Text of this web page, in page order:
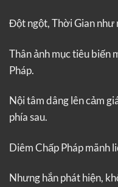
Đột ngột, Thời Gian như
Thân ảnh mục tiêu biến
Pháp.
Nội tâm dâng lên cảm
phía sau.
Diêm Chấp Pháp mãnh
Nhưng hắn phát hiện,